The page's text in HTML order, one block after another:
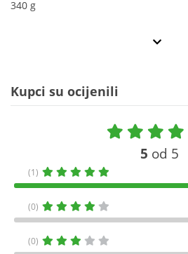
340 g
Kupci su ocijenili
5 od 5
(1)
(0)
(0)